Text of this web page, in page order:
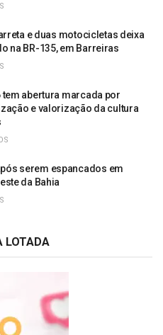
e duas motocicletas deixa
na BR-135, em Barreiras
tem abertura marcada por
e valorização da cultura
serem espancados em
da Bahia
LOTADA